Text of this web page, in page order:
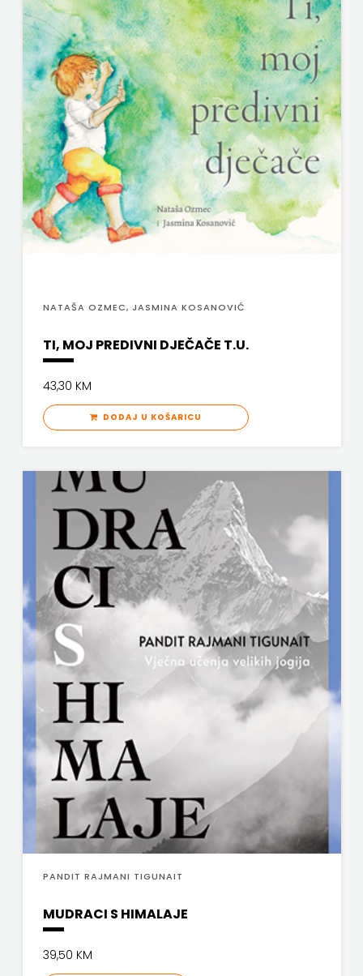
MATE
NAKLADA
NEPTUN
NAKLADA
OCEANMORE
Naklada
Rocky
SLAP
NAKLADA
NAKLADA
NARODNA
KNJIŽNICA
HNŽ/K
NAŠA
DJECA
NAŠA
OGNJIŠTA
NOVOTEKS
ODEON
OMEGA
PLANET
ZOE
PLANETOPIJA
VERBUM
VORTO PALABRA
ZNANJE
NATAŠA OZMEC, JASMINA KOSANOVIĆ
TI, MOJ PREDIVNI DJEČAČE T.U.
43,30 KM
DODAJ U KOŠARICU
PANDIT RAJMANI TIGUNAIT
MUDRACI S HIMALAJE
39,50 KM